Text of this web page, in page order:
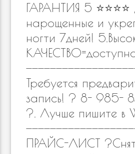
ГАРАНТИЯ 5
нарощенные и
ногти 7дней!
Требуется
запись! ? 8- 985-
?. Лучше пишите в
ПРАЙС-ЛИСТ